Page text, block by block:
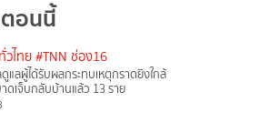
อนนี้
วไทย #TNN ช่อง16
แลผู้ได้รับผลกระทบเหตุกราดยิงใกล้
ดเจ็บกลับบ้านแล้ว 13 ราย